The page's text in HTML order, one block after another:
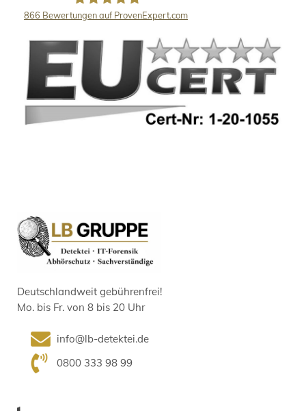
LB Detektive GmbH
866 Bewertungen auf ProvenExpert.com
Deutschlandweit gebührenfrei!
Mo. bis Fr. von 8 bis 20 Uhr
info@lb-detektei.de
0800 333 98 99